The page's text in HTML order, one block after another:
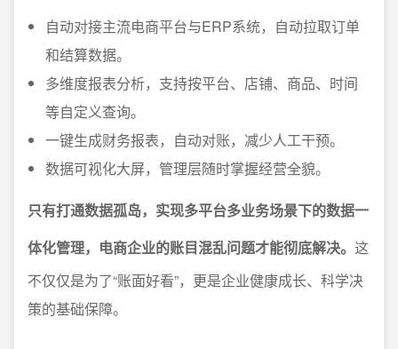
自动对接主流电商平台与ERP系统，自动拉取订单
和结算数据。
多维度报表分析，支持按平台、店铺、商品、时间
等自定义查询。
一键生成财务报表，自动对账，减少人工干预。
数据可视化大屏，管理层随时掌握经营全貌。
只有打通数据孤岛，实现多平台多业务场景下的数据一
体化管理，电商企业的账目混乱问题才能彻底解决。 这
不仅仅是为了“账面好看”，更是企业健康成长、科学决
策的基础保障。